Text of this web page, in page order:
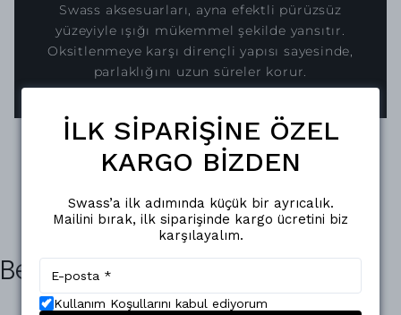
Swass aksesuarları, ayna efektli pürüzsüz
yüzeyiyle ışığı mükemmel şekilde yansıtır.
Oksitlenmeye karşı dirençli yapısı sayesinde,
parlaklığını uzun süreler korur.
Benzer Ürünler
İLK SİPARİŞİNE ÖZEL
KARGO BİZDEN
Swass’a ilk adımında küçük bir ayrıcalık.
Mailini bırak, ilk siparişinde kargo ücretini biz
karşılayalım.
Kullanım Koşullarını kabul ediyorum